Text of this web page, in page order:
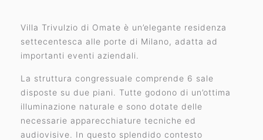
Villa Trivulzio di Omate è un’elegante residenza
settecentesca alle porte di Milano, adatta ad
importanti eventi aziendali.
La struttura congressuale comprende 6 sale
disposte su due piani. Tutte godono di un’ottima
illuminazione naturale e sono dotate delle
necessarie apparecchiature tecniche ed
audiovisive. In questo splendido contesto